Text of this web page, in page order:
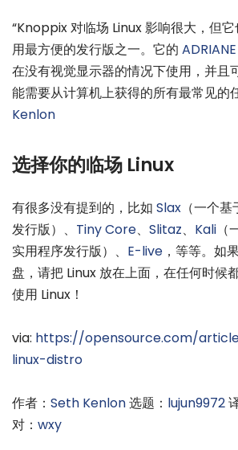
“Knoppix 对临场 Linux 影响很大，但
用最方便的发行版之一。它的
在没有视觉显示器的情况下使用，并且
能需要从计算机上获得的所有最常见
Kenlon
选择你的临场 Linux
有很多没有提到的，比如 Slax （一个
发行版）、 Tiny Core、 Slitaz、 Kali
实用程序发行版）、 E-live ，等等。如
盘，请把 Linux 放在上面，在任何时候
使用 Linux！
via: https://opensource.com/
linux-distro
作者： Seth Kenlon选题： lujun9972
对： wxy